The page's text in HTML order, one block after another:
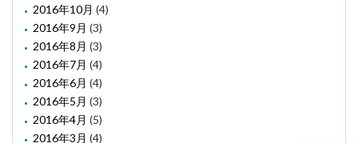
2016年10月 (4)
2016年9月 (3)
2016年8月 (3)
2016年7月 (4)
2016年6月 (4)
2016年5月 (3)
2016年4月 (5)
2016年3月 (4)